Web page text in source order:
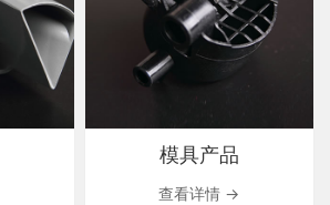
模具产品
查看详情 →